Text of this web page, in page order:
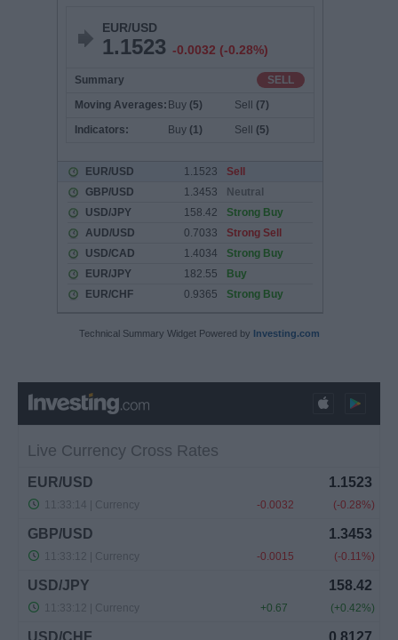
Technical Summary Widget Powered by Investing.com